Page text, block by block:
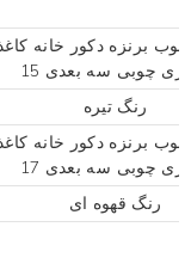
رنگ تیره
رنگ قهوه ای